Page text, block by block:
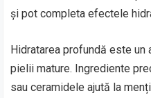
și pot completa efectele
Hidratarea profundă este
pielii mature. Ingrediente
sau ceramidele ajută la